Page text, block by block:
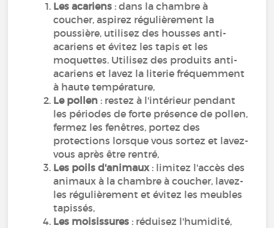
Les acariens : dans la chambre à
coucher, aspirez régulièrement la
poussière, utilisez des housses anti-
acariens et évitez les tapis et les
moquettes. Utilisez des produits anti-
acariens et lavez la literie fréquemment
à haute température,
Le pollen : restez à l'intérieur pendant
les périodes de forte présence de pollen,
fermez les fenêtres, portez des
protections lorsque vous sortez et lavez-
vous après être rentré,
Les poils d'animaux: limitez l'accès des
animaux à la chambre à coucher, lavez-
les régulièrement et évitez les meubles
tapissés,
Les moisissures : réduisez l'humidité,